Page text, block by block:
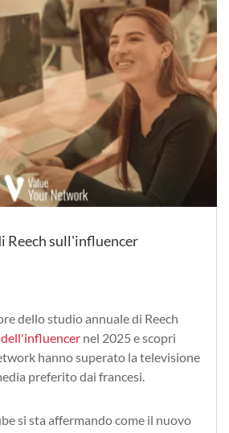
Reech sull'influencer
dello studio annuale di Reech
nel 2025 e scopri
hanno superato la televisione
preferito dai francesi.
si sta affermando come il nuovo